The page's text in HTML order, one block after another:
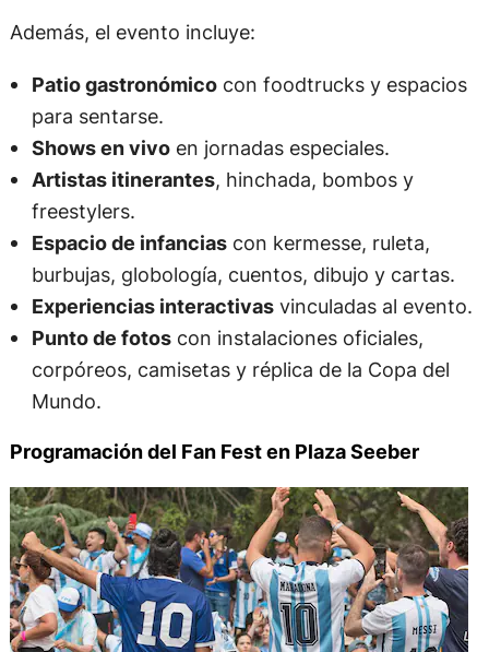
Además, el evento incluye:
Patio gastronómicocon foodtrucks y espacios
para sentarse.
Shows en vivoen jornadas especiales.
Artistas itinerantes, hinchada, bombos y
freestylers.
Espacio de infanciascon kermesse, ruleta,
burbujas, globología, cuentos, dibujo y cartas.
Experiencias interactivasvinculadas al evento.
Punto de fotoscon instalaciones oficiales,
corpóreos, camisetas y réplica de la Copa del
Mundo.
Programación del Fan Fest en Plaza Seeber